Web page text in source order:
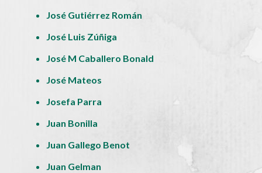
José Gutiérrez Román
José Luis Zúñiga
José M Caballero Bonald
José Mateos
Josefa Parra
Juan Bonilla
Juan Gallego Benot
Juan Gelman